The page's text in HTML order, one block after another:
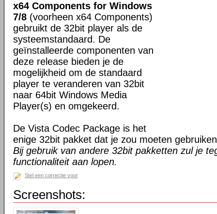
x64 Components for Windows
7/8 (voorheen x64 Components)
gebruikt de 32bit player als de
systeemstandaard. De
geïnstalleerde componenten van
deze release bieden je de
mogelijkheid om de standaard
player te veranderen van 32bit
naar 64bit Windows Media
Player(s) en omgekeerd.
De Vista Codec Package is het
enige 32bit pakket dat je zou moeten
Bij gebruik van andere 32bit pakketten zul je
functionaliteit aan lopen.
Stel een correctie voor
Screenshots: